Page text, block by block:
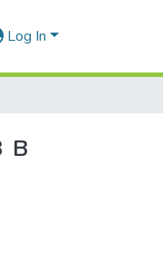
Log In
в